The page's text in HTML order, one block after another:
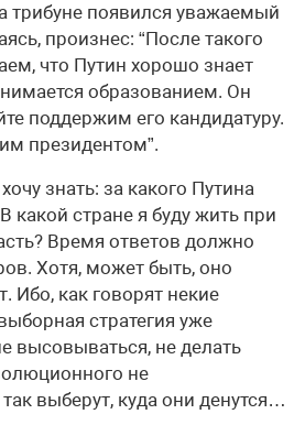
трибуне появился уважаемый
произнес: “После такого
что Путин хорошо знает
образованием. Он
поддержим его кандидатуру.
президентом”.
знать: за какого Путина
какой стране я буду жить при
Время ответов должно
Хотя, может быть, оно
Ибо, как говорят некие
стратегия уже
высовываться, не делать
не
выберут, куда они денутся…